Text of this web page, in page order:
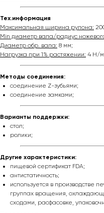
Тех.информация
Максимальная ширина рулона:
Min диаметр вала/радиус
Диаметр обр. вала: 8 мм;
Нагрузка при 1% растяжении: 4 Н/
Методы соединения:
соединение Z-зубьями;
соединение замками;
Варианты поддержки:
стол;
ролики;
Другие характеристики:
пищевой сертификат FDA;
антистатичность;
используется в производстве
группах вращения,
сходами, расфасовке,